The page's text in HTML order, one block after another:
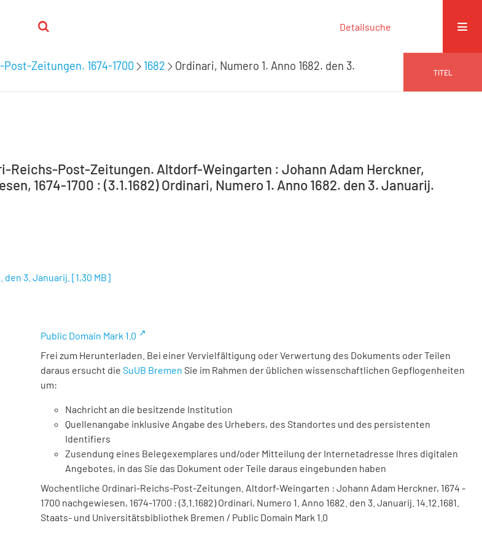
Detailsuche
Zeitungen. 1674-1700 1682
Ordinari, Numero 1. Anno 1682. den 3.
TITEL
Reichs-Post-Zeitungen. Altdorf-Weingarten : Johann Adam Herckner,
1674-1700 : (3.1.1682) Ordinari, Numero 1. Anno 1682. den 3. Januarij.
den 3. Januarij. [1,30 MB]
Public Domain Mark 1.0
Frei zum Herunterladen. Bei einer Vervielfältigung oder Verwertung des Dokuments oder Teilen
daraus ersucht die SuUB Bremen Sie im Rahmen der üblichen wissenschaftlichen Gepflogenheiten
um:
Nachricht an die besitzende Institution
Quellenangabe inklusive Angabe des Urhebers, des Standortes und des persistenten
Identifiers
Zusendung eines Belegexemplares und/oder Mitteilung der Internetadresse Ihres digitalen
Angebotes, in das Sie das Dokument oder Teile daraus eingebunden haben
Wochentliche Ordinari-Reichs-Post-Zeitungen. Altdorf-Weingarten : Johann Adam Herckner, 1674 -
1700 nachgewiesen, 1674-1700 : (3.1.1682) Ordinari, Numero 1. Anno 1682. den 3. Januarij. 14.12.1681.
Staats- und Universitätsbibliothek Bremen / Public Domain Mark 1.0